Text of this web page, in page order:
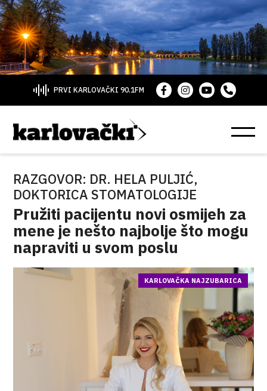
PRVI KARLOVAČKI 90.1FM
RAZGOVOR: DR. HELA PULJIĆ,
DOKTORICA STOMATOLOGIJE
Pružiti pacijentu novi osmijeh za
mene je nešto najbolje što mogu
napraviti u svom poslu
KARLOVAČKA NAJZUBARICA